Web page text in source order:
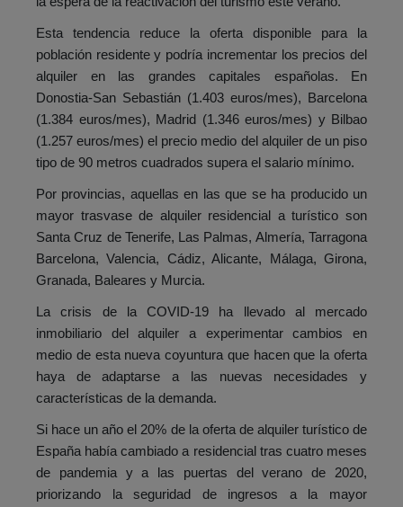
Esta tendencia reduce la oferta disponible para la
población residente y podría incrementar los precios del
alquiler en las grandes capitales españolas. En
Donostia-San Sebastián (1.403 euros/mes), Barcelona
(1.384 euros/mes), Madrid (1.346 euros/mes) y Bilbao
(1.257 euros/mes) el precio medio del alquiler de un piso
tipo de 90 metros cuadrados supera el salario mínimo.
Por provincias, aquellas en las que se ha producido un
mayor trasvase de alquiler residencial a turístico son
Santa Cruz de Tenerife, Las Palmas, Almería, Tarragona
Barcelona, Valencia, Cádiz, Alicante, Málaga, Girona,
Granada, Baleares y Murcia.
La crisis de la COVID-19 ha llevado al mercado
inmobiliario del alquiler a experimentar cambios en
medio de esta nueva coyuntura que hacen que la oferta
haya de adaptarse a las nuevas necesidades y
características de la demanda.
Si hace un año el 20% de la oferta de alquiler turístico de
España había cambiado a residencial tras cuatro meses
de pandemia y a las puertas del verano de 2020,
priorizando la seguridad de ingresos a la mayor